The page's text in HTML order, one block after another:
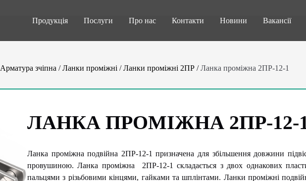
Продукція Послуги Про нас Контакти Новини Вакансії
Арматура зчіпна /Ланки проміжні /Ланки проміжні 2ПР /Ланка проміжна 2ПР-12-1
ЛАНКА ПРОМІЖНА 2ПР-12-
Ланка проміжна подвійна 2ПР-12-1 призначена для збільшення довжини
провушиною. Ланка проміжна 2ПР-12-1 складається з двох однакових
пальцями з різьбовими кінцями, гайками та шплінтами. Ланки проміжні